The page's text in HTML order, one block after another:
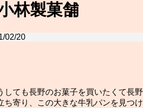
林製菓舗
02/20
しても長野のお菓子を買いたくて長野
ち寄り、この大きな牛乳パンを見つけ